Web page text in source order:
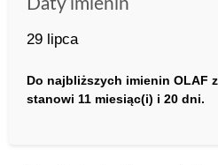
Daty imienin
29 lipca
Do najbliższych imienin OLAF
stanowi 11 miesiąc(i) i 20 dni.